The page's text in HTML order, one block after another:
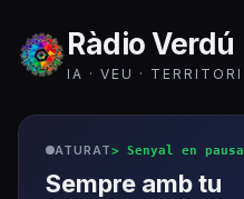
Ràdio Verdú
IA · VEU · TERRITORI
ATURAT> Senyal en pausa
Sempre amb tu